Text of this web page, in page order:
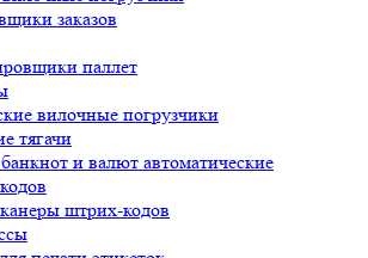
заказов
паллет
вилочные погрузчики
тягачи
и валют автоматические
штрих-кодов